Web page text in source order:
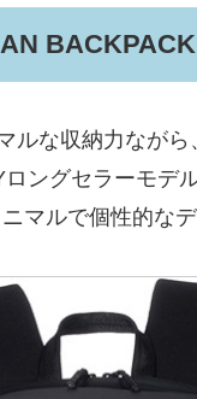
BACKPACK
ルな収納力なが
ロングセラーモデ
マルで個性的な